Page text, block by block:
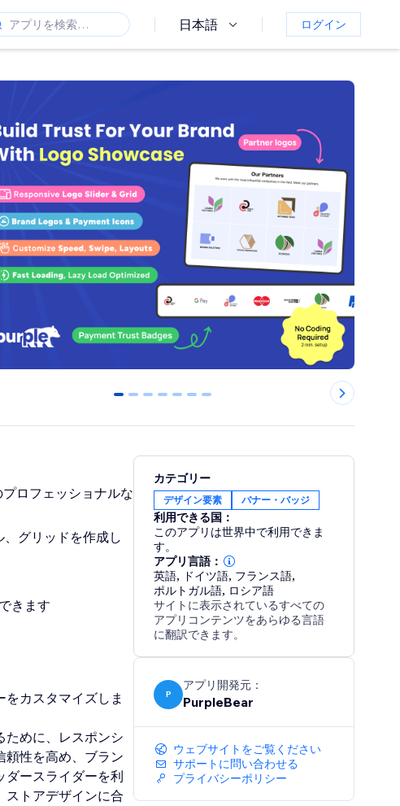
日本語 ログイン
0 1 2 3 4 5 6
ロフェッショナルな
グリッドを作成し
きます
カスタマイズしま
ために、レスポンシ
頼性を高め、ブラン
ダースライダーを利
ストアデザインに合
カテゴリー
デザイン要素 バナー・バッジ
利用できる国：
このアプリは世界中で利用できま
す。
アプリ言語：
英語, ドイツ語, フランス語,
ポルトガル語, ロシア語
サイトに表示されているすべての
アプリコンテンツをあらゆる言語
に翻訳できます。
P
アプリ開発元：
PurpleBear
ウェブサイトをご覧ください
サポートに問い合わせる
プライバシーポリシー